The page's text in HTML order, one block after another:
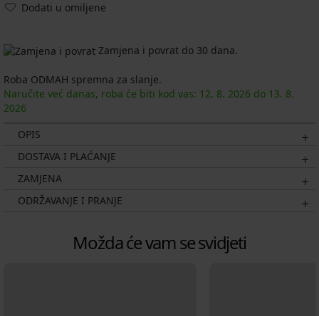
Dodati u omiljene
Zamjena i povrat do 30 dana.
Roba ODMAH spremna za slanje.
Naručite već danas, roba će biti kod vas: 12. 8. 2026 do 13. 8.
2026
OPIS
DOSTAVA I PLAĆANJE
ZAMJENA
ODRŽAVANJE I PRANJE
Možda će vam se svidjeti